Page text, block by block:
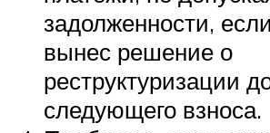
задолженности,
вынес решение о
реструктуризации
следующего взноса.